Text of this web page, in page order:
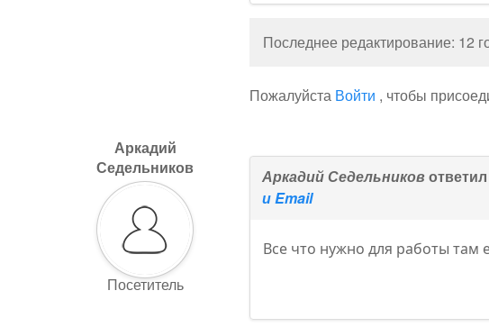
Последнее редактирование: 12
Пожалуйста Войти , чтобы
Аркадий
Седельников
Посетитель
Аркадий Седельников
и Email
Все что нужно для работы там